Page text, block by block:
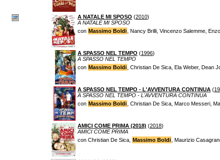
A NATALE MI SPOSO (2010)
A NATALE MI SPOSO
con Massimo Boldi , Nancy Brilli, Vincenzo Salemme,
A SPASSO NEL TEMPO (1996)
A SPASSO NEL TEMPO
con Massimo Boldi , Christian De Sica, Ela Weber, Dean
A SPASSO NEL TEMPO - L'AVVENTURA CONTINUA (
A SPASSO NEL TEMPO - L'AVVENTURA CONTINUA
con Massimo Boldi , Christian De Sica, Marco Messeri,
AMICI COME PRIMA (2018) (2018)
AMICI COME PRIMA
con Christian De Sica, Massimo Boldi , Maurizio